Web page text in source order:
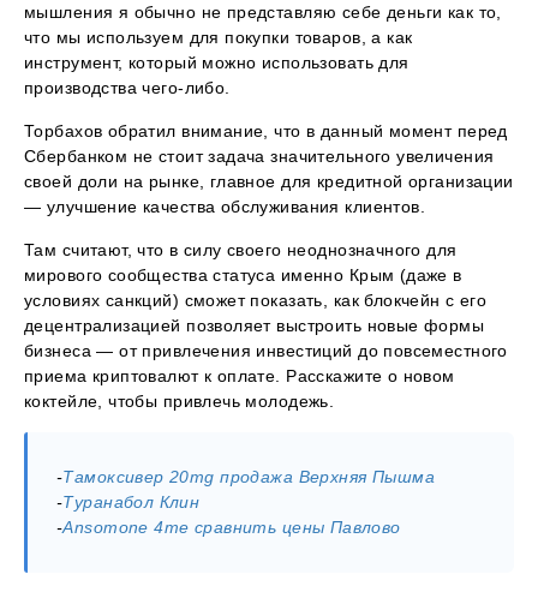
мышления я обычно не представляю себе деньги как то,
что мы используем для покупки товаров, а как
инструмент, который можно использовать для
производства чего-либо.
Торбахов обратил внимание, что в данный момент перед
Сбербанком не стоит задача значительного увеличения
своей доли на рынке, главное для кредитной организации
— улучшение качества обслуживания клиентов.
Там считают, что в силу своего неоднозначного для
мирового сообщества статуса именно Крым (даже в
условиях санкций) сможет показать, как блокчейн с его
децентрализацией позволяет выстроить новые формы
бизнеса — от привлечения инвестиций до повсеместного
приема криптовалют к оплате. Расскажите о новом
коктейле, чтобы привлечь молодежь.
-Тамоксивер 20mg продажа Верхняя Пышма
-Туранабол Клин
-Ansomone 4me сравнить цены Павлово